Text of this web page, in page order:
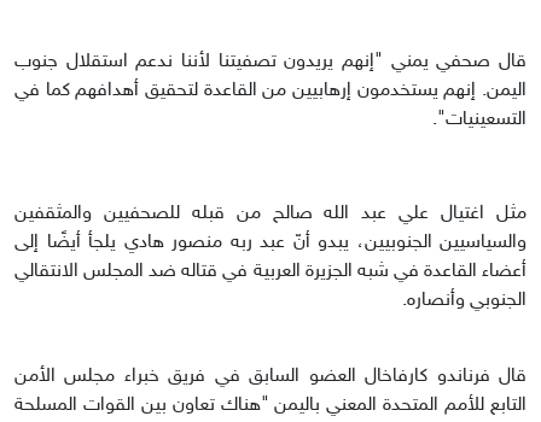
قال صحفي يمني "إنهم يريدون تصفيتنا لأننا ندعم استقلال جنوب
اليمن. إنهم يستخدمون إرهابيين من القاعدة لتحقيق أهدافهم كما في
التسعينيات".
مثل اغتيال علي عبد الله صالح من قبله للصحفيين والمثقفين
والسياسيين الجنوبيين، يبدو أنّ عبد ربه منصور هادي يلجأ أيضًا إلى
أعضاء القاعدة في شبه الجزيرة العربية في قتاله ضد المجلس الانتقالي
الجنوبي وأنصاره.
قال فرناندو كارفاخال العضو السابق في فريق خبراء مجلس الأمن
التابع للأمم المتحدة المعني باليمن "هناك تعاون بين القوات المسلحة